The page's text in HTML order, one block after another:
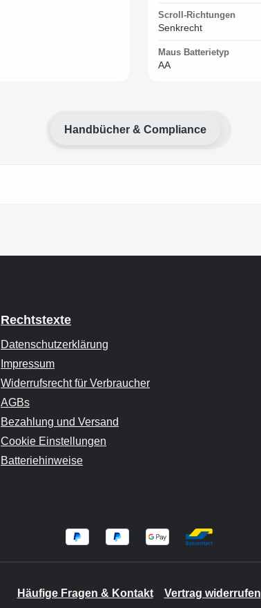
Scroll-Richtungen
Senkrecht
Maus Batterietyp
AA
Handbücher & Compliance
Rechtstexte
Datenschutzerklärung
Impressum
Widerrufsrecht für Verbraucher
AGBs
Bezahlung und Versand
Cookie Einstellungen
Batteriehinweise
Häufige Fragen & Kontakt Vertrag widerrufen